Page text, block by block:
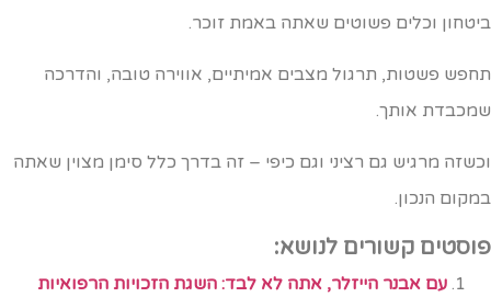
וכלים פשוטים שאתה באמת זוכר.
פשטות, תרגול מצבים אמיתיים, אווירה טובה, והדרכה
אותך.
מרגיש גם רציני וגם כיפי – זה בדרך כלל סימן מצוין שאתה
הנכון.
קשורים לנושא:
עם אבנר הייזלר, אתה לא לבד: השגת הזכויות הרפואיות